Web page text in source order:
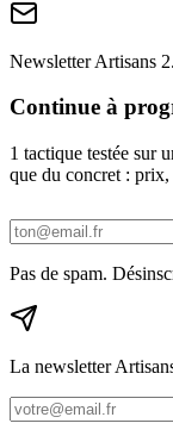
Newsletter Artisans
Continue à
1 tactique testée sur
que du concret : prix,
Pas de spam.
La newsletter